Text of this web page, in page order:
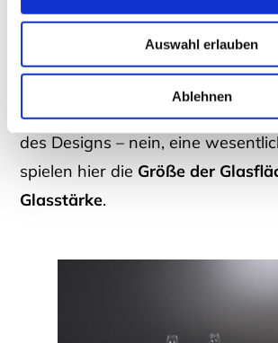
Auswahl erlauben
Ablehnen
Tische mit Glaselementen, z. B. ein
gleich aus. Und das nicht etwa
des Designs – nein, eine
spielen hier die Größe der
Glasstärke.